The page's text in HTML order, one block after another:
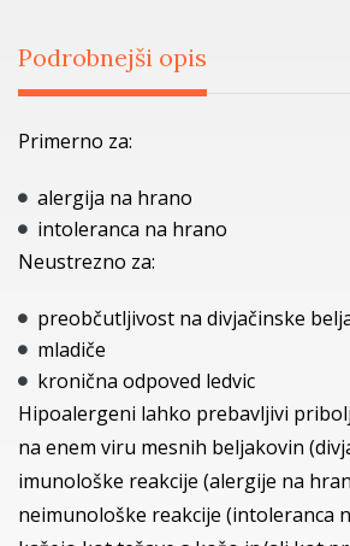
Podrobnejši opis
Primerno za:
alergija na hrano
intoleranca na hrano
Neustrezno za:
preobčutljivost na divjačinske
mladiče
kronična odpoved ledvic
Hipoalergeni lahko prebavljivi
na enem viru mesnih beljakovin
imunološke reakcije (alergije na
neimunološke reakcije (intoleranca